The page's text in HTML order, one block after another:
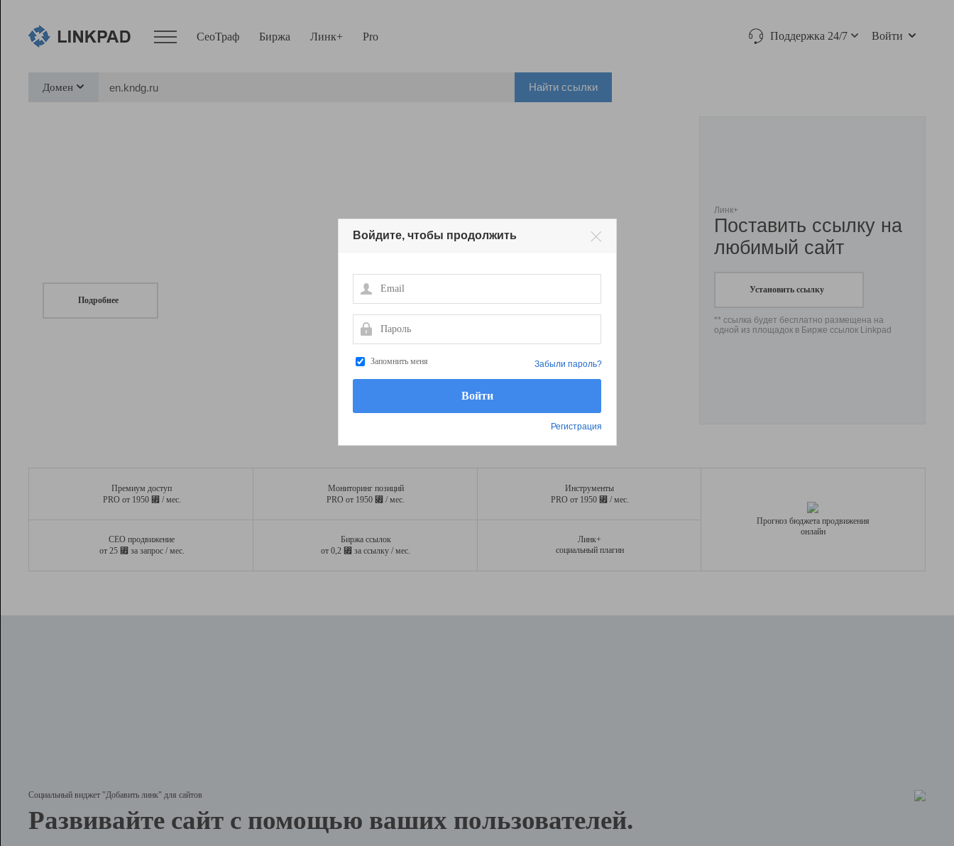
СеоТраф Биржа Линк+ Pro Поддержка 24/7 Войти
Домен Найти ссылки
Подробнее
Линк+
Поставить ссылку на
любимый сайт
Установить ссылку
** ссылка будет бесплатно размещена на
одной из площадок в Бирже ссылок Linkpad
Премиум доступ
PRO от 1950 ⃏ / мес.
Мониторинг позиций
PRO от 1950 ⃏ / мес.
Инструменты
PRO от 1950 ⃏ / мес.
СЕО продвижение
от 25 ⃏ за запрос / мес.
Биржа ссылок
от 0,2 ⃏ за ссылку / мес.
Линк+
социальный плагин
Прогноз бюджета продвижения
онлайн
Социальный виджет "Добавить линк" для сайтов
Развивайте сайт с помощью ваших пользователей.
Войдите, чтобы продолжить
Email
Пароль
Запомнить меня
Регистрация
Забыли пароль?